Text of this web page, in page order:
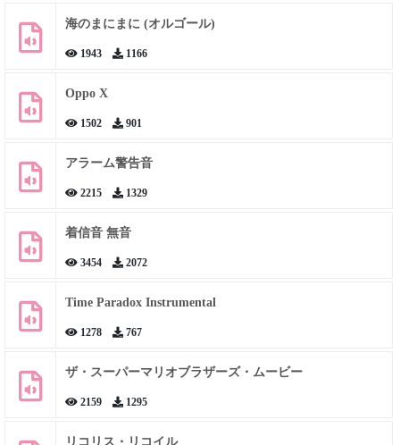
海のまにまに (オルゴール)
1943 1166
Oppo X
1502 901
アラーム警告音
2215 1329
着信音 無音
3454 2072
Time Paradox Instrumental
1278 767
ザ・スーパーマリオブラザーズ・ムービー
2159 1295
リコリス・リコイル